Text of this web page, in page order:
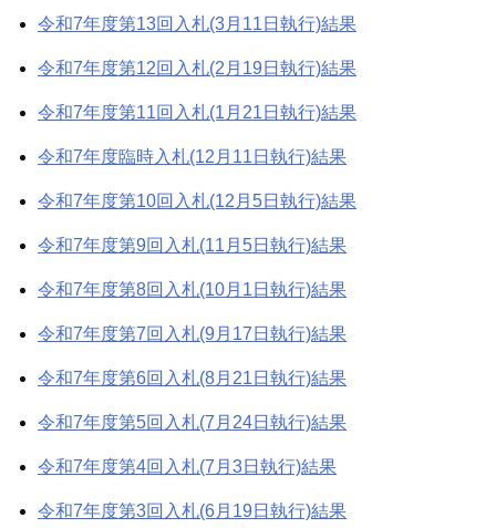
令和7年度第13回入札(3月11日執行)結果
令和7年度第12回入札(2月19日執行)結果
令和7年度第11回入札(1月21日執行)結果
令和7年度臨時入札(12月11日執行)結果
令和7年度第10回入札(12月5日執行)結果
令和7年度第9回入札(11月5日執行)結果
令和7年度第8回入札(10月1日執行)結果
令和7年度第7回入札(9月17日執行)結果
令和7年度第6回入札(8月21日執行)結果
令和7年度第5回入札(7月24日執行)結果
令和7年度第4回入札(7月3日執行)結果
令和7年度第3回入札(6月19日執行)結果